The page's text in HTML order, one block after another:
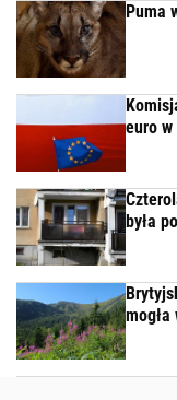
Puma
euro w
była